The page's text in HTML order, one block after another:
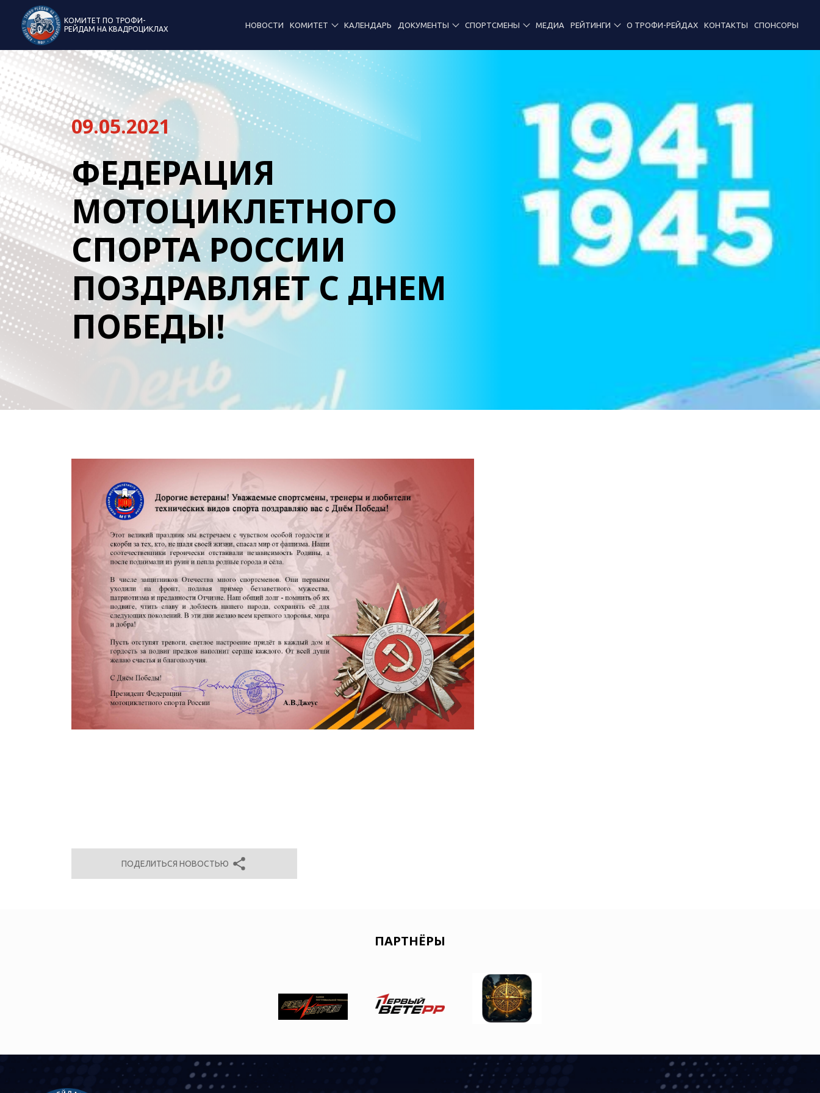
КОМИТЕТ ПО ТРОФИ-
РЕЙДАМ НА КВАДРОЦИКЛАХ
НОВОСТИ КОМИТЕТ КАЛЕНДАРЬ ДОКУМЕНТЫ СПОРТСМЕНЫ МЕДИА РЕЙТИНГИ О ТРОФИ-РЕЙДАХ КОНТАКТЫ СПОНСОРЫ
09.05.2021
ФЕДЕРАЦИЯ
МОТОЦИКЛЕТНОГО
СПОРТА РОССИИ
ПОЗДРАВЛЯЕТ С ДНЕМ
ПОБЕДЫ!
ПОДЕЛИТЬСЯ НОВОСТЬЮ
ПАРТНЁРЫ